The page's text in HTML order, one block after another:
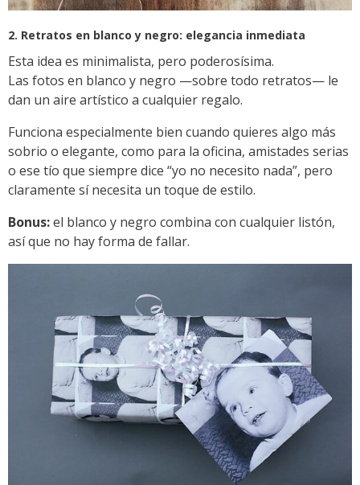
2. Retratos en blanco y negro: elegancia inmediata
Esta idea es minimalista, pero poderosísima.
Las fotos en blanco y negro —sobre todo retratos— le
dan un aire artístico a cualquier regalo.
Funciona especialmente bien cuando quieres algo más
sobrio o elegante, como para la oficina, amistades serias
o ese tío que siempre dice “yo no necesito nada”, pero
claramente sí necesita un toque de estilo.
Bonus:el blanco y negro combina con cualquier listón,
así que no hay forma de fallar.